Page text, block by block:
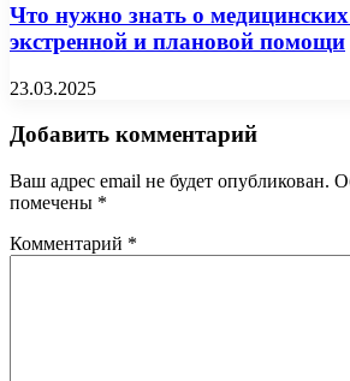
Что нужно знать о
экстренной и плановой помощи
23.03.2025
Добавить комментарий
Ваш адрес email не будет опубликован.
помечены *
Комментарий *